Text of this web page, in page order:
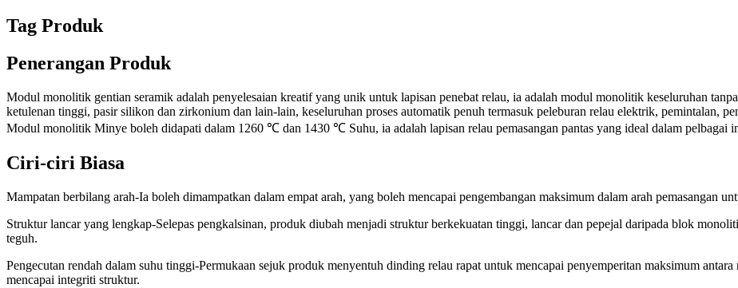
Tag Produk
Penerangan Produk
Modul monolitik gentian seramik adalah penyelesaian kreatif yang unik untuk lapisan penebat relau, ia adalah modul monolitik keseluruhan
ketulenan tinggi, pasir silikon dan zirkonium dan lain-lain, keseluruhan proses automatik penuh termasuk peleburan relau elektrik, pemintalan,
Modul monolitik Minye boleh didapati dalam 1260 ℃ dan 1430 ℃ Suhu, ia adalah lapisan relau pemasangan pantas yang ideal dalam pelbagai
Ciri-ciri Biasa
Mampatan berbilang arah-Ia boleh dimampatkan dalam empat arah, yang boleh mencapai pengembangan maksimum dalam arah pemasangan
Struktur lancar yang lengkap-Selepas pengkalsinan, produk diubah menjadi struktur berkekuatan tinggi, lancar dan pepejal daripada blok
teguh.
Pengecutan rendah dalam suhu tinggi-Permukaan sejuk produk menyentuh dinding relau rapat untuk mencapai penyemperitan maksimum
mencapai integriti struktur.